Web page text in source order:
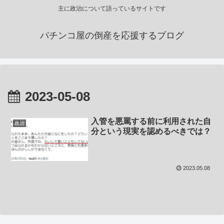
主に政治について語っているサイトです
パチンコ屋の倒産を応援するブログ
2023-05-08
政治
入管を悪罵する前に利用された自
分という現実を認めるべきでは？
2023.05.08